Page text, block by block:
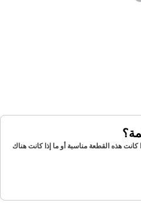
هذه القطعة مناسبة أو ما إذا كانت هناك